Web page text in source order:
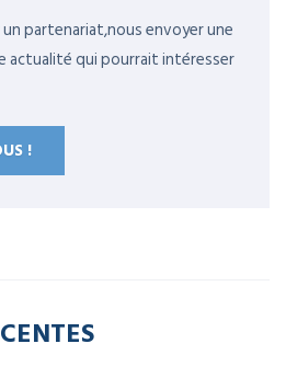
partenariat,nous envoyer une
actualité qui pourrait intéresser
!